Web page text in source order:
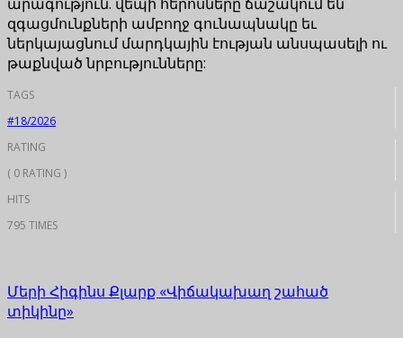
զգացմունքների ամբողջ գունապնակը եւ
ներկայացնում մարդկային էության անսպասելի ու
թաքնված նրբությունները:
TAGS
#18/2026
RATING
( 0 RATING )
HITS
795 TIMES
Մերի Հիգինս Քլարք «Վիճակախաղ շահած
տիկինը»